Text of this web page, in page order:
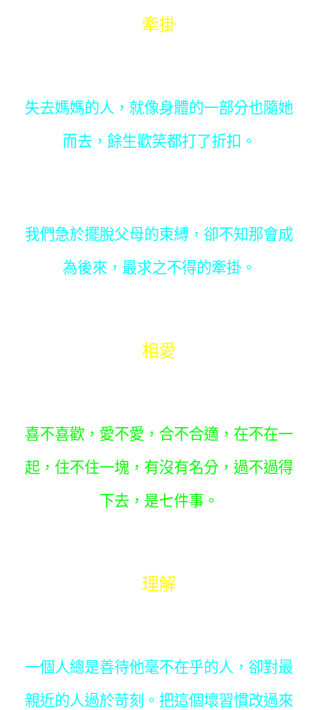
牽掛
失去媽媽的人，就像身體的一部分也隨她
而去，餘生歡笑都打了折扣。
我們急於擺脫父母的束縛，卻不知那會成
為後來，最求之不得的牽掛。
相愛
喜不喜歡，愛不愛，合不合適，在不在一
起，住不住一塊，有沒有名分，過不過得
下去，是七件事。
理解
一個人總是善待他毫不在乎的人，卻對最
親近的人過於苛刻。把這個壞習慣改過來